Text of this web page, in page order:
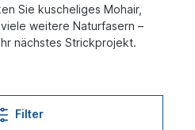
Sie kuscheliges Mohair,
weitere Naturfasern –
nächstes Strickprojekt.
Filter